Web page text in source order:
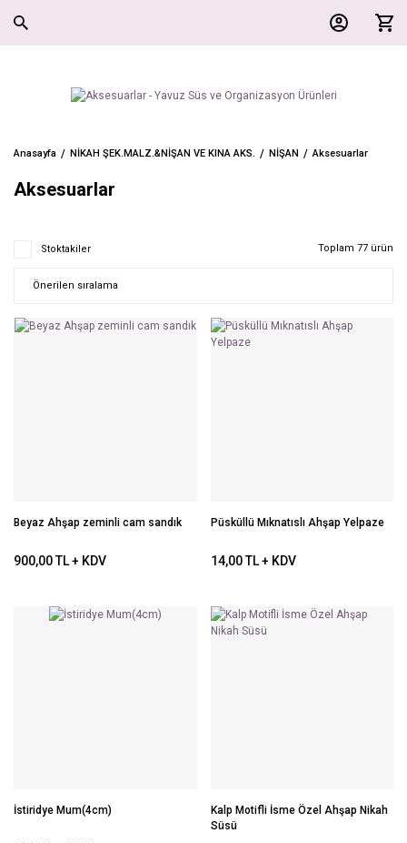
Anasayfa NİKAH ŞEK.MALZ.&NİŞAN VE KINA AKS. NİŞAN Aksesuarlar
Aksesuarlar
Stoktakiler Toplam 77 ürün
Beyaz Ahşap zeminli cam sandık
900,00 TL + KDV
Püsküllü Mıknatıslı Ahşap Yelpaze
14,00 TL + KDV
İstiridye Mum(4cm)
Kalp Motifli İsme Özel Ahşap Nikah
Süsü